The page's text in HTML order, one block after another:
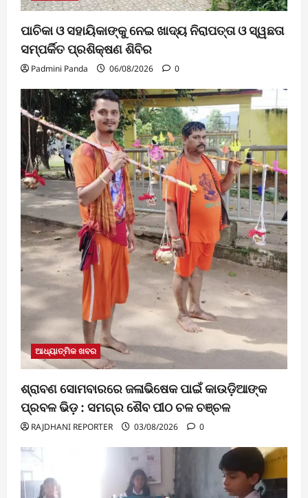
ପାଚିକା ଓ ସହାୟିକାଙ୍କୁ ନେଇ ଖାଦ୍ୟ ନିରାପତ୍ତା ଓ ସ୍ୱଛତା
ସମ୍ପର୍କିତ ପ୍ରଶିକ୍ଷଣ ଶିବିର
Padmini Panda 06/08/2026 0
ଆଧ୍ୟାତ୍ମିକ ଖବର
ଶ୍ରାବଣ ସୋମବାରରେ ଜଳାଭିଷେକ ପାଇଁ କାଉଡ଼ିଆଙ୍କ
ପ୍ରବଳ ଭିଡ଼ : ସମଗ୍ର ଶୈବ ପୀଠ ଚଳ ଚଞ୍ଚଳ
RAJDHANI REPORTER 03/08/2026 0